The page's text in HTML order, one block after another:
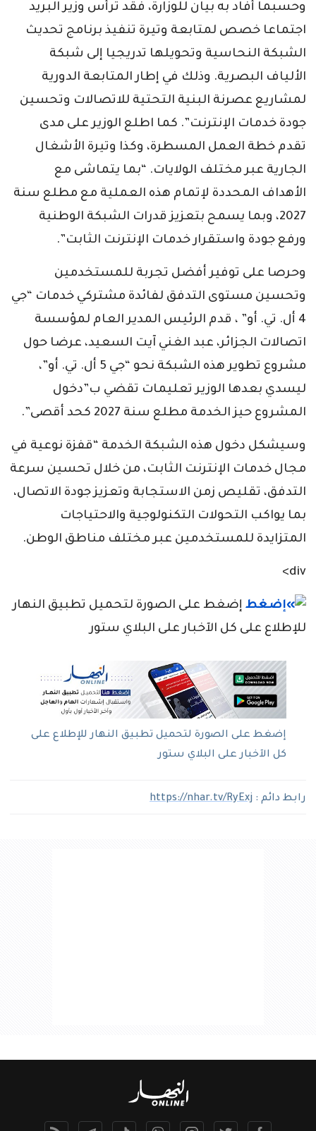
وحسبما أفاد به بيان للوزارة، فقد ترأس وزير البريد
اجتماعا خصص لمتابعة وتيرة تنفيذ برنامج تحديث
الشبكة النحاسية وتحويلها تدريجيا إلى شبكة
الألياف البصرية. وذلك في إطار المتابعة الدورية
لمشاريع عصرنة البنية التحتية للاتصالات وتحسين
جودة خدمات الإنترنت”. كما اطلع الوزير على مدى
تقدم خطة العمل المسطرة، وكذا وتيرة الأشغال
الجارية عبر مختلف الولايات. “بما يتماشى مع
الأهداف المحددة لإتمام هذه العملية مع مطلع سنة
2027، وبما يسمح بتعزيز قدرات الشبكة الوطنية
ورفع جودة واستقرار خدمات الإنترنت الثابت”.
وحرصا على توفير أفضل تجربة للمستخدمين
وتحسين مستوى التدفق لفائدة مشتركي خدمات “جي
4 أل. تي. أو” ، قدم الرئيس المدير العام لمؤسسة
اتصالات الجزائر، عبد الغني آيت السعيد، عرضا حول
مشروع تطوير هذه الشبكة نحو “جي 5 أل. تي. أو”،
ليسدي بعدها الوزير تعليمات تقضي ب”دخول
المشروع حيز الخدمة مطلع سنة 2027 كحد أقصى”.
وسيشكل دخول هذه الشبكة الخدمة “قفزة نوعية في
مجال خدمات الإنترنت الثابت، من خلال تحسين سرعة
التدفق، تقليص زمن الاستجابة وتعزيز جودة الاتصال،
بما يواكب التحولات التكنولوجية والاحتياجات
المتزايدة للمستخدمين عبر مختلف مناطق الوطن.
div>
إضغط على الصورة لتحميل تطبيق النهار
للإطلاع على كل الآخبار على البلاي ستور
إضغط على الصورة لتحميل تطبيق النهار للإطلاع على
كل الآخبار على البلاي ستور
رابط دائم : https://nhar.tv/RyExj